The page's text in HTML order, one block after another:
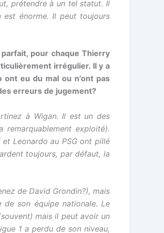
prétendre à un tel statut. Il
énorme. Il peut toujours
pour chaque Thierry
irrégulier. Il y a
ont eu du mal ou n’ont pas
erreurs de jugement?
à Wigan. Il est un des
remarquablement exploité).
Leonardo au PSG ont pillé
toujours, par défaut, la
de David Grondin?), mais
son équipe nationale. Le
mais il peut avoir un
1 a perdu de son niveau,